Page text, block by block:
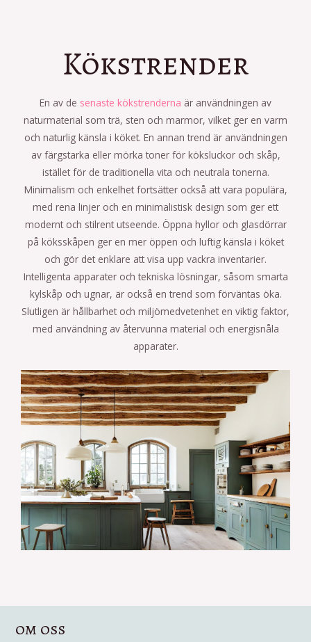
Kökstrender
En av de senaste kökstrenderna är användningen av
naturmaterial som trä, sten och marmor, vilket ger en varm
och naturlig känsla i köket. En annan trend är användningen
av färgstarka eller mörka toner för köksluckor och skåp,
istället för de traditionella vita och neutrala tonerna.
Minimalism och enkelhet fortsätter också att vara populära,
med rena linjer och en minimalistisk design som ger ett
modernt och stilrent utseende. Öppna hyllor och glasdörrar
på köksskåpen ger en mer öppen och luftig känsla i köket
och gör det enklare att visa upp vackra inventarier.
Intelligenta apparater och tekniska lösningar, såsom smarta
kylskåp och ugnar, är också en trend som förväntas öka.
Slutligen är hållbarhet och miljömedvetenhet en viktig faktor,
med användning av återvunna material och energisnåla
apparater.
om oss